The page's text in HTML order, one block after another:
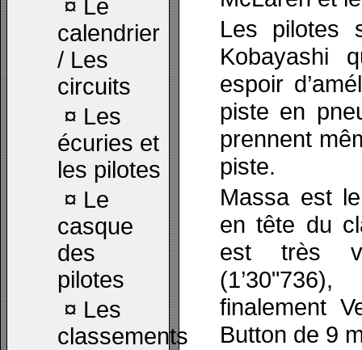
¤ Le
calendrier
/ Les
circuits
¤ Les
écuries et
les pilotes
¤ Le
casque
des
pilotes
¤ Les
classements
Les pilotes
Kobayashi
espoir
piste en
prennent
piste.
Massa est
en tête du
est très
finalement
Button de 9